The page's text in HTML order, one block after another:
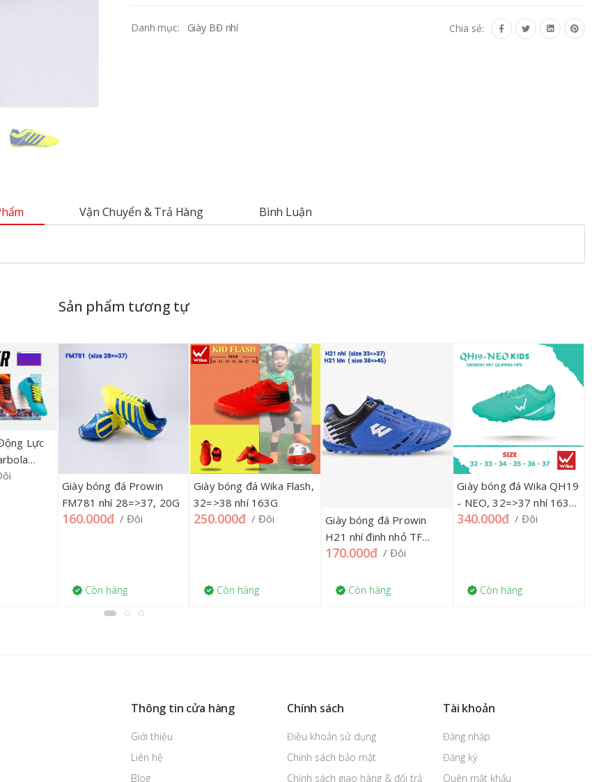
Danh mục: Giày BĐ nhí Chia sẻ:
Vận Chuyển & Trả Hàng Bình Luận
Sản phẩm tương tự
Lực
09ĐL
Giày bóng đá Prowin
FM781 nhí 28=>37, 20G
160.000đ / Đôi
Còn hàng
Giày bóng đá Wika Flash,
32=>38 nhí 163G
250.000đ / Đôi
Còn hàng
Giày bóng đá Prowin
H21 nhí đinh nhỏ TF
33=>37 đủ màu, 20G
170.000đ / Đôi
Còn hàng
Giày bóng đá Wika QH19
- NEO, 32=>37 nhí 163G
(Quang Hải) & QH19-
340.000đ / Đôi
Còn hàng
Thông tin cửa hàng
Giới thiệu
Liên hệ
Blog
Chính sách
Điều khoản sử dụng
Chính sách bảo mật
Chính sách giao hàng & đổi trả
Tài khoản
Đăng nhập
Đăng ký
Quên mật khẩu